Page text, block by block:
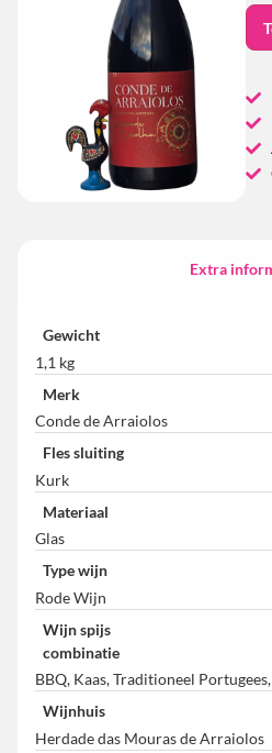
Extra
Gewicht
1,1 kg
Merk
Conde de Arraiolos
Fles sluiting
Kurk
Materiaal
Glas
Type wijn
Rode Wijn
Wijn spijs
combinatie
BBQ, Kaas, Traditioneel
Wijnhuis
Herdade das Mouras de Arraiolos